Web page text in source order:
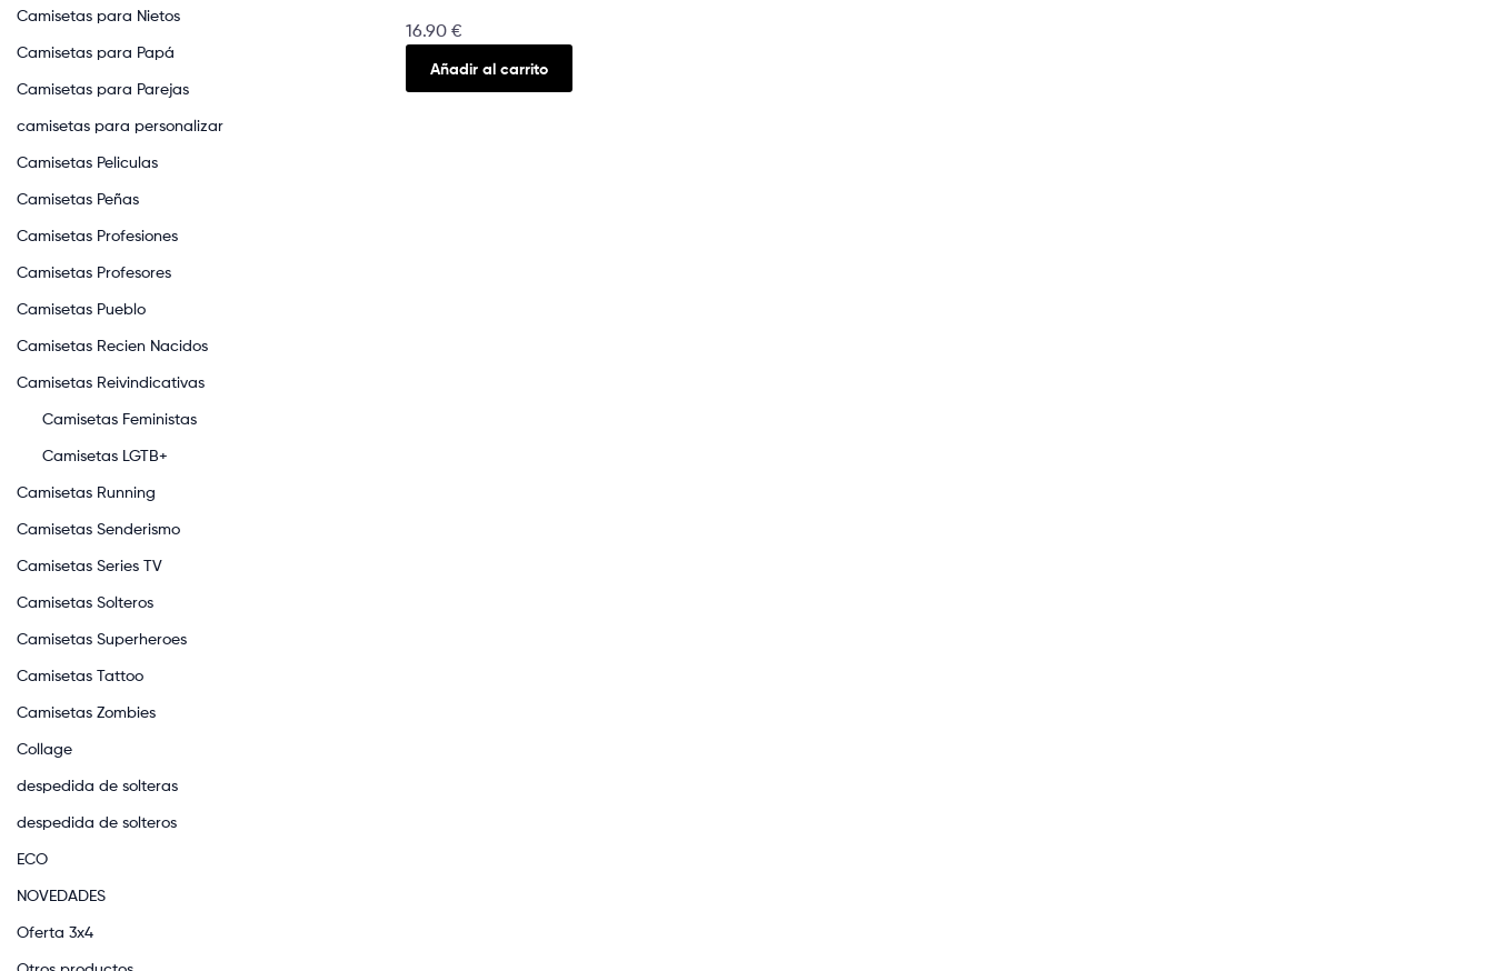
16.90 €
Añadir al carrito
Camisetas para Nietos
Camisetas para Papá
Camisetas para Parejas
camisetas para personalizar
Camisetas Peliculas
Camisetas Peñas
Camisetas Profesiones
Camisetas Profesores
Camisetas Pueblo
Camisetas Recien Nacidos
Camisetas Reivindicativas
Camisetas Feministas
Camisetas LGTB+
Camisetas Running
Camisetas Senderismo
Camisetas Series TV
Camisetas Solteros
Camisetas Superheroes
Camisetas Tattoo
Camisetas Zombies
Collage
despedida de solteras
despedida de solteros
ECO
NOVEDADES
Oferta 3x4